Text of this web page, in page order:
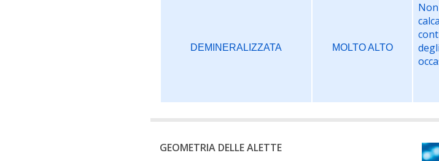
DEMINERALIZZATA MOLTO ALTO
GEOMETRIA DELLE ALETTE